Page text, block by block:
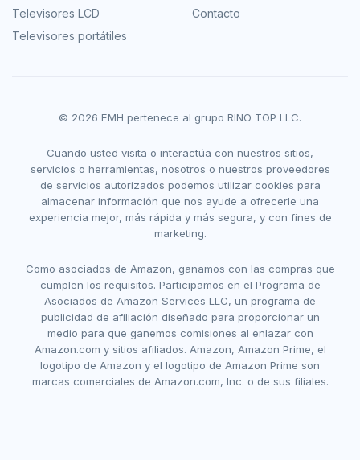
Televisores LCD
Televisores portátiles
Contacto
© 2026 EMH pertenece al grupo RINO TOP LLC.
Cuando usted visita o interactúa con nuestros sitios,
servicios o herramientas, nosotros o nuestros proveedores
de servicios autorizados podemos utilizar cookies para
almacenar información que nos ayude a ofrecerle una
experiencia mejor, más rápida y más segura, y con fines de
marketing.
Como asociados de Amazon, ganamos con las compras que
cumplen los requisitos. Participamos en el Programa de
Asociados de Amazon Services LLC, un programa de
publicidad de afiliación diseñado para proporcionar un
medio para que ganemos comisiones al enlazar con
Amazon.com y sitios afiliados. Amazon, Amazon Prime, el
logotipo de Amazon y el logotipo de Amazon Prime son
marcas comerciales de Amazon.com, Inc. o de sus filiales.